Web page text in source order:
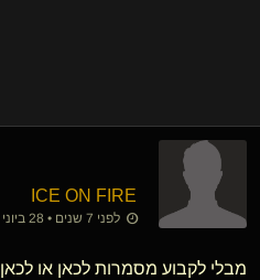
ICE ON FIRE
לפני 7 שנים • 28 ביוני 2019
מבלי לקבוע מסמרות לכאן או